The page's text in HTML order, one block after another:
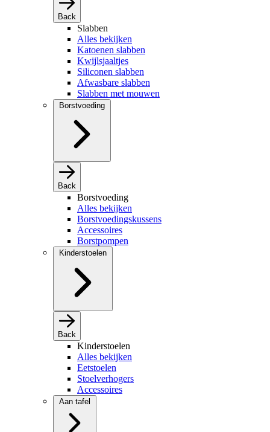
Back
Slabben
Alles bekijken
Katoenen slabben
Kwijlsjaaltjes
Siliconen slabben
Afwasbare slabben
Slabben met mouwen
Borstvoeding
Back
Borstvoeding
Alles bekijken
Borstvoedingskussens
Accessoires
Borstpompen
Kinderstoelen
Back
Kinderstoelen
Alles bekijken
Eetstoelen
Stoelverhogers
Accessoires
Aan tafel